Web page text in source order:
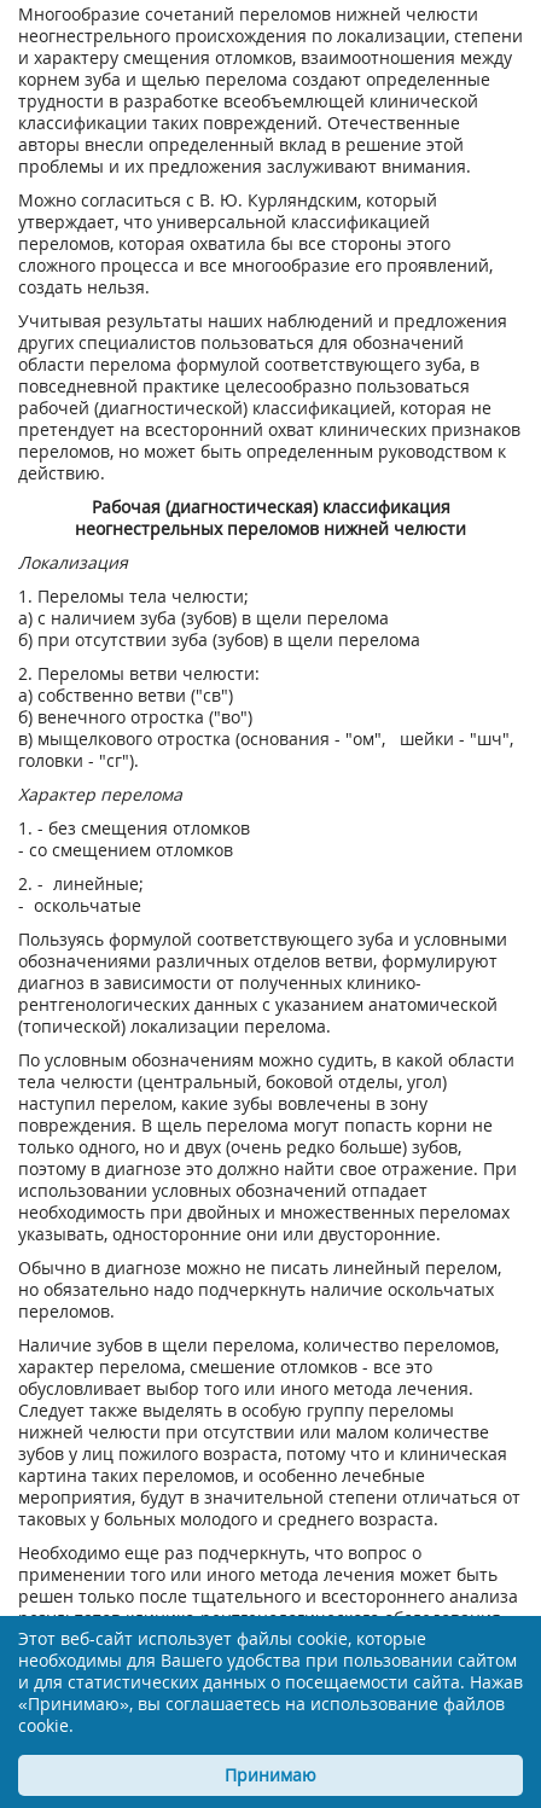
Многообразие сочетаний переломов нижней челюсти
неогнестрельного происхождения по локализации, степени
и характеру смещения отломков, взаимоотношения между
корнем зуба и щелью перелома создают определенные
трудности в разработке всеобъемлющей клинической
классификации таких повреждений. Отечественные
авторы внесли определенный вклад в решение этой
проблемы и их предложения заслуживают внимания.
Можно согласиться с В. Ю. Курляндским, который
утверждает, что универсальной классификацией
переломов, которая охватила бы все стороны этого
сложного процесса и все многообразие его проявлений,
создать нельзя.
Учитывая результаты наших наблюдений и предложения
других специалистов пользоваться для обозначений
области перелома формулой соответствующего зуба, в
повседневной практике целесообразно пользоваться
рабочей (диагностической) классификацией, которая не
претендует на всесторонний охват клинических признаков
переломов, но может быть определенным руководством к
действию.
Рабочая (диагностическая) классификация
неогнестрельных переломов нижней челюсти
Локализация
1. Переломы тела челюсти;
а) с наличием зуба (зубов) в щели перелома
б) при отсутствии зуба (зубов) в щели перелома
2. Переломы ветви челюсти:
а) собственно ветви ("св")
б) венечного отростка ("во")
в) мыщелкового отростка (основания - "ом", шейки - "шч",
головки - "сг").
Характер перелома
1. - без смещения отломков
- со смещением отломков
2. - линейные;
- оскольчатые
Пользуясь формулой соответствующего зуба и условными
обозначениями различных отделов ветви, формулируют
диагноз в зависимости от полученных клинико-
рентгенологических данных с указанием анатомической
(топической) локализации перелома.
По условным обозначениям можно судить, в какой области
тела челюсти (центральный, боковой отделы, угол)
наступил перелом, какие зубы вовлечены в зону
повреждения. В щель перелома могут попасть корни не
только одного, но и двух (очень редко больше) зубов,
поэтому в диагнозе это должно найти свое отражение. При
использовании условных обозначений отпадает
необходимость при двойных и множественных переломах
указывать, односторонние они или двусторонние.
Обычно в диагнозе можно не писать линейный перелом,
но обязательно надо подчеркнуть наличие оскольчатых
переломов.
Наличие зубов в щели перелома, количество переломов,
характер перелома, смешение отломков - все это
обусловливает выбор того или иного метода лечения.
Следует также выделять в особую группу переломы
нижней челюсти при отсутствии или малом количестве
зубов у лиц пожилого возраста, потому что и клиническая
картина таких переломов, и особенно лечебные
мероприятия, будут в значительной степени отличаться от
таковых у больных молодого и среднего возраста.
Необходимо еще раз подчеркнуть, что вопрос о
применении того или иного метода лечения может быть
решен только после тщательного и всестороннего анализа
результатов клинико-рентгенологического обследования
больного, с учетом имеющихся возможностей медицинской
службы.
Выбор способа закрепления отломков зависит от общего
состояния пострадавшего, его возраста, сопутствующих
заболеваний или повреждений; локализации и количества
переломов, расположения щели перелома, степени и
направления смещения отломков, взаимоотношения зуба
и щели перелома, состояния зуба, находящегося в зоне
Этот веб-сайт использует файлы cookie, которые
необходимы для Вашего удобства при пользовании сайтом
и для статистических данных о посещаемости сайта. Нажав
«Принимаю», вы соглашаетесь на использование файлов
cookie.
Принимаю